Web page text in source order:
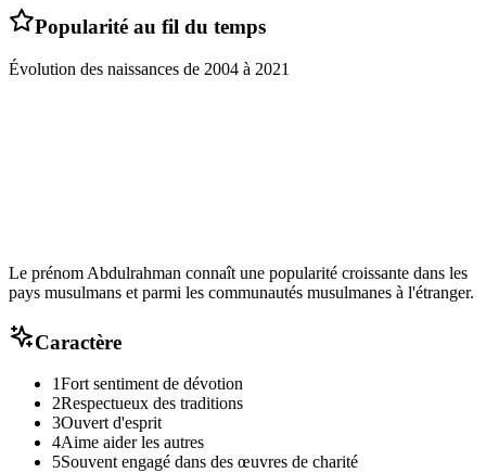
Popularité au fil du temps
Évolution des naissances de 2004 à 2021
Le prénom Abdulrahman connaît une popularité croissante dans les
pays musulmans et parmi les communautés musulmanes à l'étranger.
Caractère
1Fort sentiment de dévotion
2Respectueux des traditions
3Ouvert d'esprit
4Aime aider les autres
5Souvent engagé dans des œuvres de charité